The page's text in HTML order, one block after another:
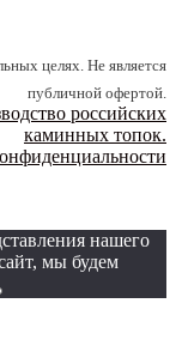
целях. Не является
публичной офертой.
российских
каминных топок.
нашего
мы будем